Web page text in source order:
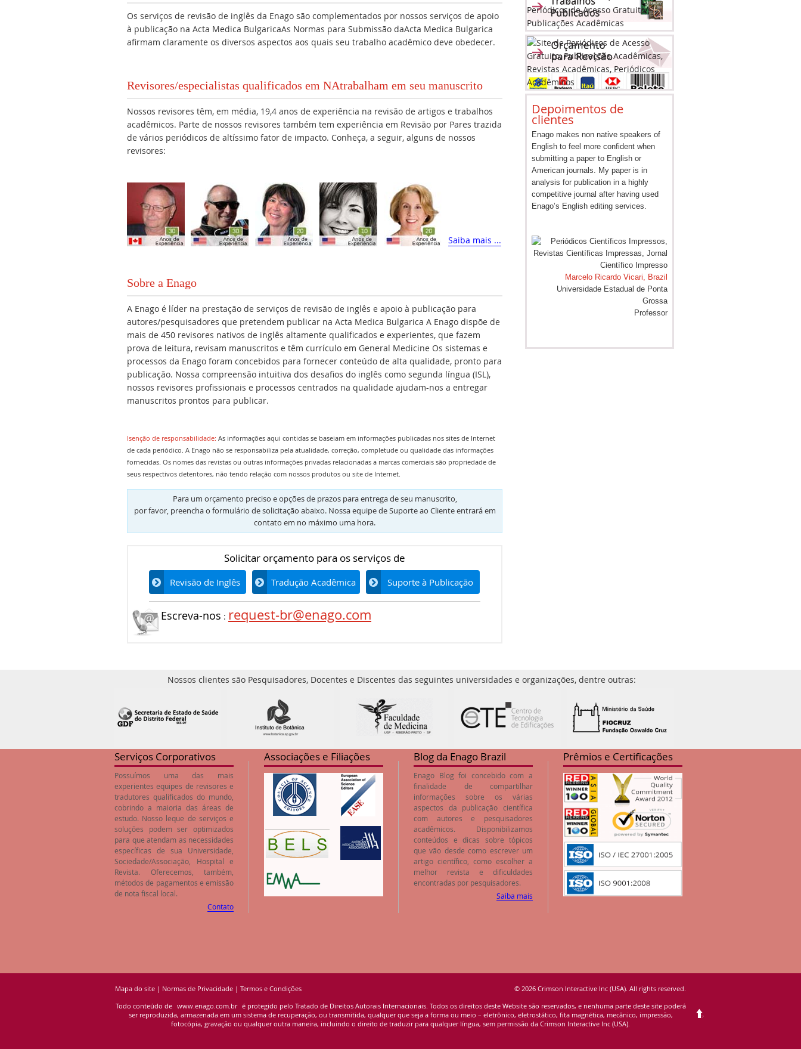
Os serviços de revisão de inglês da Enago são complementados por nossos serviços de apoio
à publicação na Acta Medica BulgaricaAs Normas para Submissão daActa Medica Bulgarica
afirmam claramente os diversos aspectos aos quais seu trabalho acadêmico deve obedecer.
Revisores/especialistas qualificados em NAtrabalham em seu manuscrito
Nossos revisores têm, em média, 19,4 anos de experiência na revisão de artigos e trabalhos
acadêmicos. Parte de nossos revisores também tem experiência em Revisão por Pares trazida
de vários periódicos de altíssimo fator de impacto. Conheça, a seguir, alguns de nossos
revisores:
Saiba mais ...
Sobre a Enago
A Enago é líder na prestação de serviços de revisão de inglês e apoio à publicação para
autores/pesquisadores que pretendem publicar na Acta Medica Bulgarica A Enago dispõe de
mais de 450 revisores nativos de inglês altamente qualificados e experientes, que fazem
prova de leitura, revisam manuscritos e têm currículo em General Medicine Os sistemas e
processos da Enago foram concebidos para fornecer conteúdo de alta qualidade, pronto para
publicação. Nossa compreensão intuitiva dos desafios do inglês como segunda língua (ISL),
nossos revisores profissionais e processos centrados na qualidade ajudam-nos a entregar
manuscritos prontos para publicar.
Isenção de responsabilidade: As informações aqui contidas se baseiam em informações publicadas nos sites de Internet
de cada periódico. A Enago não se responsabiliza pela atualidade, correção, completude ou qualidade das informações
fornecidas. Os nomes das revistas ou outras informações privadas relacionadas a marcas comerciais são propriedade de
seus respectivos detentores, não tendo relação com nossos produtos ou site de Internet.
Para um orçamento preciso e opções de prazos para entrega de seu manuscrito,
por favor, preencha o formulário de solicitação abaixo. Nossa equipe de Suporte ao Cliente entrará em
contato em no máximo uma hora.
Solicitar orçamento para os serviços de
Revisão de Inglês Tradução Acadêmica Suporte à Publicação
Escreva-nos : request-br@enago.com
Depoimentos de
clientes
Enago makes non native speakers of
English to feel more confident when
submitting a paper to English or
American journals. My paper is in
analysis for publication in a highly
competitive journal after having used
Enago’s English editing services.
Marcelo Ricardo Vicari, Brazil
Universidade Estadual de Ponta
Grossa
Professor
Nossos clientes são Pesquisadores, Docentes e Discentes das seguintes universidades e organizações, dentre outras:
Serviços Corporativos
Possuímos uma das mais
experientes equipes de revisores e
tradutores qualificados do mundo,
cobrindo a maioria das áreas de
estudo. Nosso leque de serviços e
soluções podem ser optimizados
para que atendam as necessidades
específicas de sua Universidade,
Sociedade/Associação, Hospital e
Revista. Oferecemos, também,
métodos de pagamentos e emissão
de nota fiscal local.
Contato
Associações e Filiações Blog da Enago Brazil
Enago Blog foi concebido com a
finalidade de compartilhar
informações sobre os várias
aspectos da publicação científica
com autores e pesquisadores
acadêmicos. Disponibilizamos
conteúdos e dicas sobre tópicos
que vão desde como escrever um
artigo científico, como escolher a
melhor revista e dificuldades
encontradas por pesquisadores.
Saiba mais
Prêmios e Certificações
Mapa do site | Normas de Privacidade | Termos e Condições
© 2026 Crimson Interactive Inc (USA). All rights reserved.
Todo conteúdo de www.enago.com.br é protegido pelo Tratado de Direitos Autorais Internacionais. Todos os direitos deste Website são reservados, e nenhuma parte deste site poderá
ser reproduzida, armazenada em um sistema de recuperação, ou transmitida, qualquer que seja a forma ou meio – eletrônico, eletrostático, fita magnética, mecânico, impressão,
fotocópia, gravação ou qualquer outra maneira, incluindo o direito de traduzir para qualquer língua, sem permissão da Crimson Interactive Inc (USA).